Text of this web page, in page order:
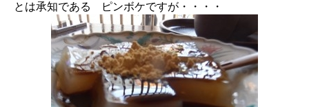
とは承知である
ピンボケですが・・・・